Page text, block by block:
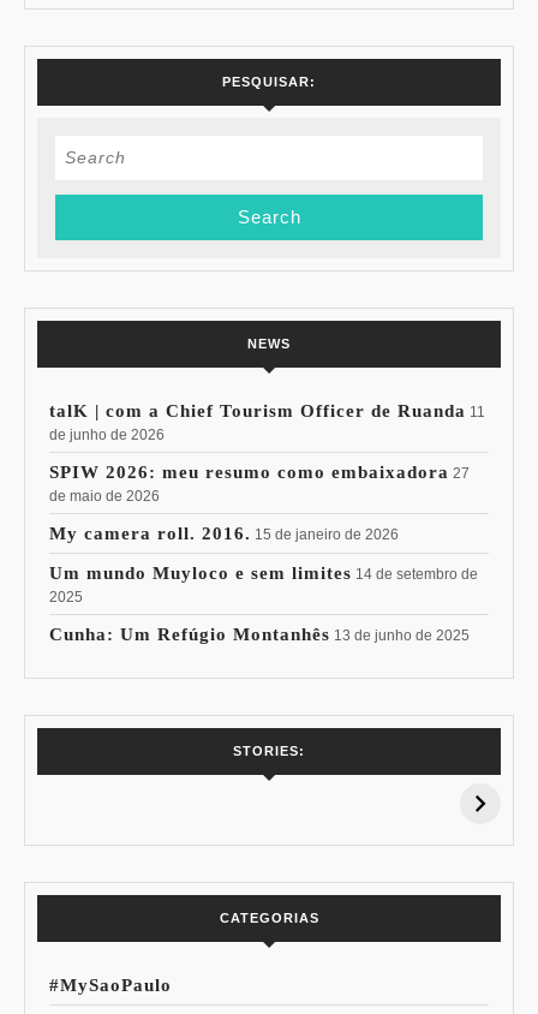
PESQUISAR:
Search
NEWS
talK | com a Chief Tourism Officer de Ruanda 11
de junho de 2026
SPIW 2026: meu resumo como embaixadora 27
de maio de 2026
My camera roll. 2016. 15 de janeiro de 2026
Um mundo Muyloco e sem limites 14 de setembro de
2025
Cunha: Um Refúgio Montanhês 13 de junho de 2025
STORIES:
15% de
Pessoal: Os
CATEGORIAS
#MySaoPaulo